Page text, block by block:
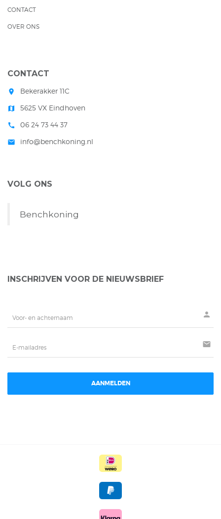
CONTACT
OVER ONS
CONTACT
room Bekerakker 11C
map 5625 VX Eindhoven
call 06 24 73 44 37
mail info@benchkoning.nl
VOLG ONS
Benchkoning
INSCHRIJVEN VOOR DE NIEUWSBRIEF
person
mail
AANMELDEN